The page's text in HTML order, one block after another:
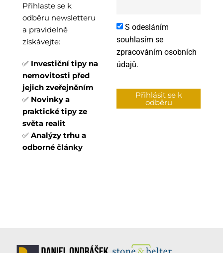
Přihlaste se k
odběru newsletteru
a pravidelně
získávejte:
✅ Investiční tipy na
nemovitosti před
jejich zveřejněním
✅ Novinky a
praktické tipy ze
světa realit
✅ Analýzy trhu a
odborné články
S odesláním
souhlasím se
zpracováním osobních
údajů.
Přihlásit se k
odběru